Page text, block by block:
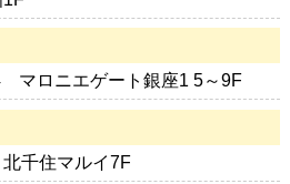
マロニエゲート銀座1 5～9F
千住マルイ7F